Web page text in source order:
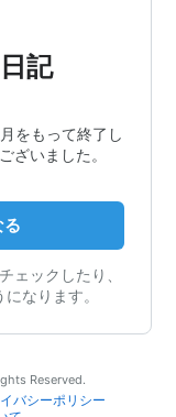
記
をもって終了し
ざいました。
る
ェックしたり、
なります。
Reserved.
バシーポリシー